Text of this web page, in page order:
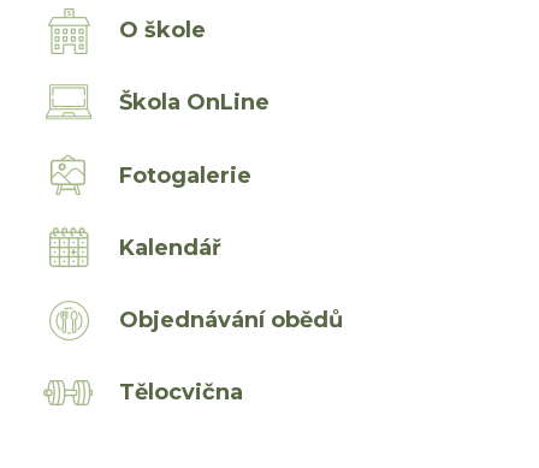
O škole
Škola OnLine
Fotogalerie
Kalendář
Objednávání obědů
Tělocvična